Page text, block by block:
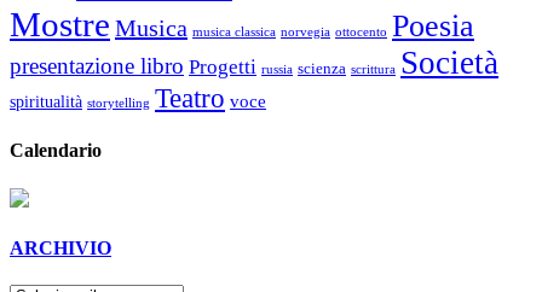
Mostre Musica musica classica norvegia ottocento Poesia
presentazione libro Progetti russia scienza scrittura Società
spiritualità storytelling Teatro voce
Calendario
ARCHIVIO